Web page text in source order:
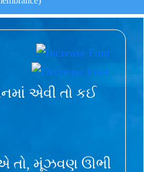
એવી તો કઈ
તો, મૂંઝવણ ઊભી